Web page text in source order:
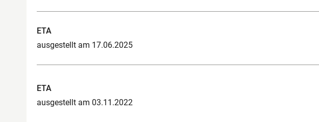
ETA
ausgestellt am 17.06.2025
ETA
ausgestellt am 03.11.2022